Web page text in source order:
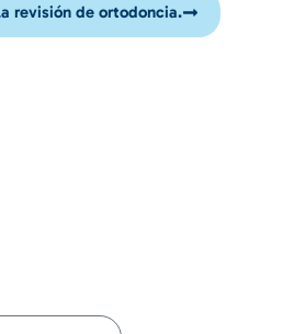
revisión de ortodoncia.